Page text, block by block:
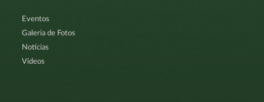
Eventos
Galeria de Fotos
Notícias
Vídeos